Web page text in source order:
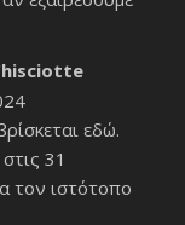
εδώ.
31
τον ιστότοπο